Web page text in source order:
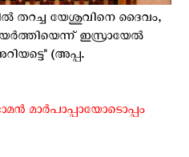
തറച്ച യേശുവിനെ ദൈവം,
ഇസ്രായേല്‍
(അപ്പ.
മാർപാപ്പായോടൊപ്പം